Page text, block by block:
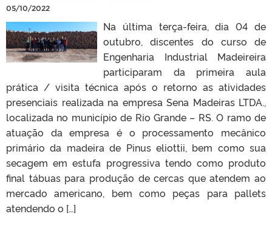
05/10/2022
Na última terça-feira, dia 04 de
outubro, discentes do curso de
Engenharia Industrial Madeireira
participaram da primeira aula
prática / visita técnica após o retorno as atividades
presenciais realizada na empresa Sena Madeiras LTDA.,
localizada no município de Rio Grande – RS. O ramo de
atuação da empresa é o processamento mecânico
primário da madeira de Pinus eliottii, bem como sua
secagem em estufa progressiva tendo como produto
final tábuas para produção de cercas que atendem ao
mercado americano, bem como peças para pallets
atendendo o […]